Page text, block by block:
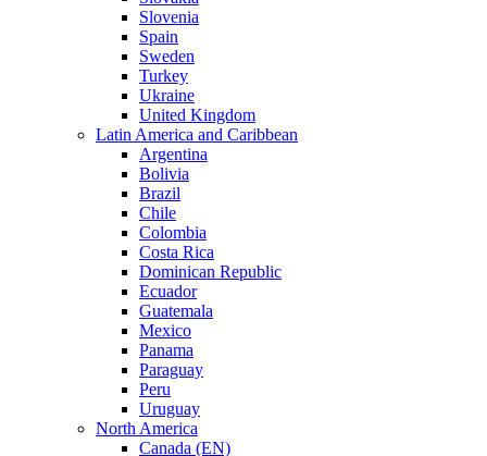
Slovenia
Spain
Sweden
Turkey
Ukraine
United Kingdom
Latin America and Caribbean
Argentina
Bolivia
Brazil
Chile
Colombia
Costa Rica
Dominican Republic
Ecuador
Guatemala
Mexico
Panama
Paraguay
Peru
Uruguay
North America
Canada (EN)